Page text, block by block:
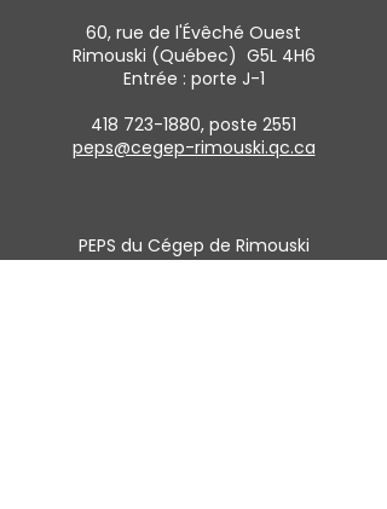
60, rue de l'Évêché Ouest
Rimouski (Québec) G5L 4H6
Entrée : porte J-1
418 723-1880, poste 2551
peps@cegep-rimouski.qc.ca
PEPS du Cégep de Rimouski